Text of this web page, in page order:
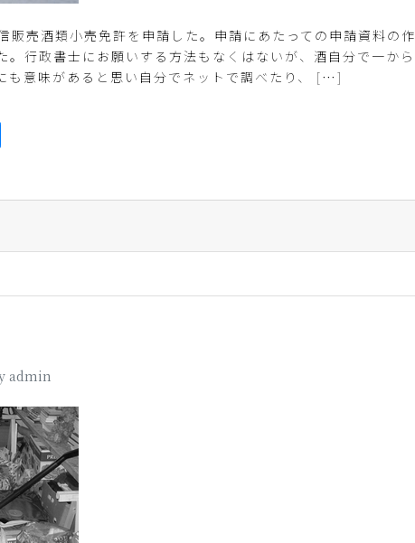
販売酒類小売免許を申請した。申請にあたっての申請資料の作
。行政書士にお願いする方法もなくはないが、酒自分で一から
も意味があると思い自分でネットで調べたり、 […]
admin